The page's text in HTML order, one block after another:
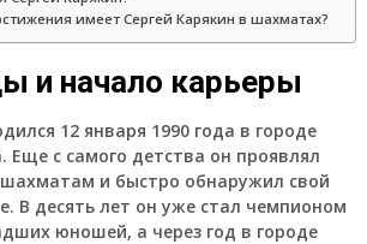
имеет Сергей Карякин в шахматах?
и начало карьеры
12 января 1990 года в городе
Еще с самого детства он проявлял
шахматам и быстро обнаружил свой
В десять лет он уже стал чемпионом
юношей, а через год в городе